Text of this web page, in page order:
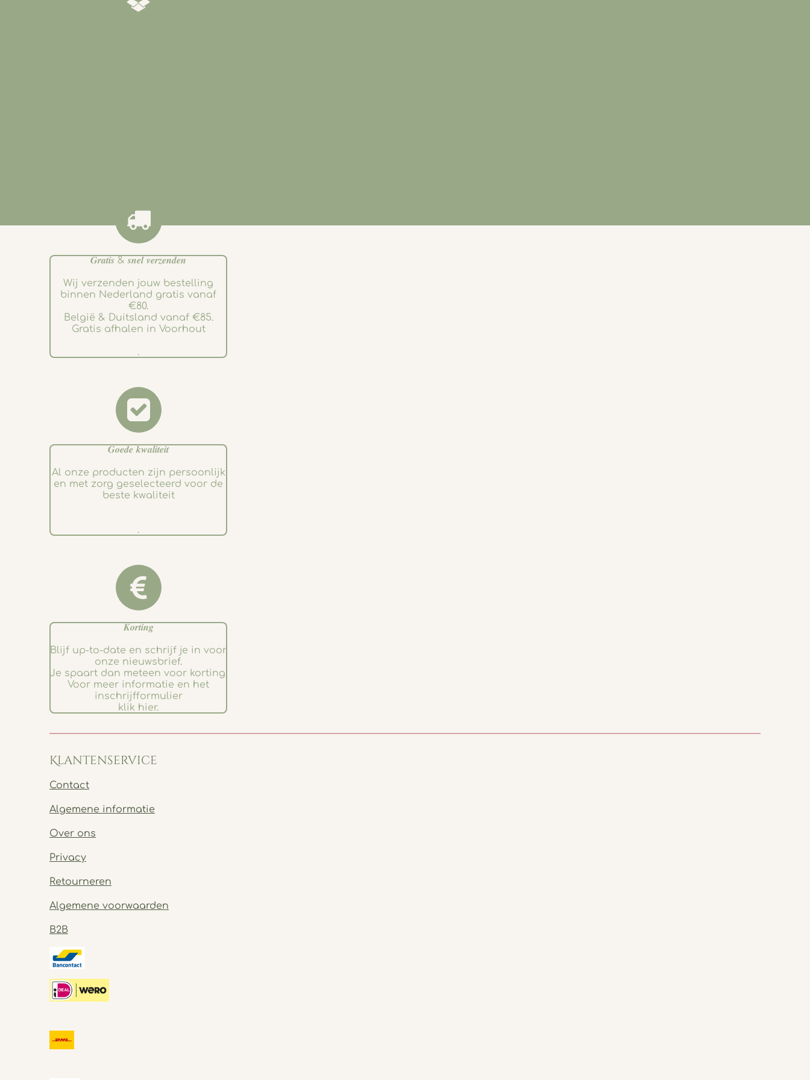
𝑮𝒓𝒂𝒕𝒊𝒔 & 𝒔𝒏𝒆𝒍 𝒗𝒆𝒓𝒛𝒆𝒏𝒅𝒆𝒏
Wij verzenden jouw bestelling
binnen Nederland gratis vanaf
€80.
België & Duitsland vanaf €85.
Gratis afhalen in Voorhout
.
𝑮𝒐𝒆𝒅𝒆 𝒌𝒘𝒂𝒍𝒊𝒕𝒆𝒊𝒕
Al onze producten zijn persoonlijk
en met zorg geselecteerd voor de
beste kwaliteit
.
𝑲𝒐𝒓𝒕𝒊𝒏𝒈
Blijf up-to-date en schrijf je in voor
onze nieuwsbrief.
Je spaart dan meteen voor korting.
Voor meer informatie en het
inschrijfformulier
klik hier.
Klantenservice
Contact
Algemene informatie
Over ons
Privacy
Retourneren
Algemene voorwaarden
B2B